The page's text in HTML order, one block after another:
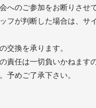
のご参加をお断りさせ
が判断した場合は、サ
換を承ります。
任は一切負いかねます
めご了承下さい。